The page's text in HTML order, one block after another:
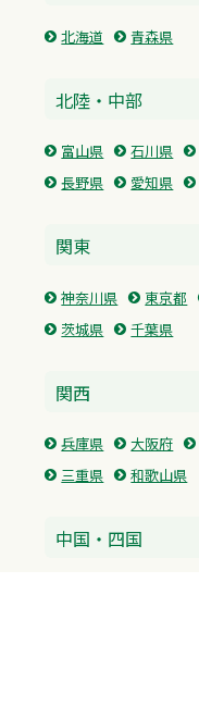
北海道 青森県
北陸・中部
富山県 石川県
長野県
愛知県
関東
神奈川県 東京都
茨城県
千葉県
関西
兵庫県 大阪府
三重県
和歌山県
中国・四国